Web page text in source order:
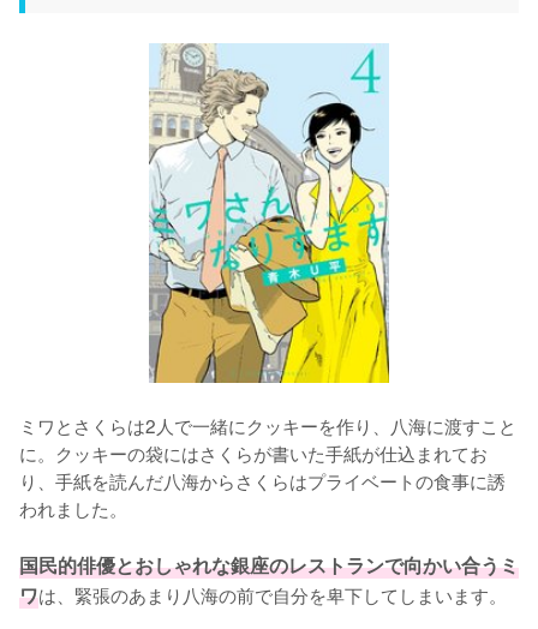
ミワとさくらは2人で一緒にクッキーを作り、八海に渡すこと
に。クッキーの袋にはさくらが書いた手紙が仕込まれてお
り、手紙を読んだ八海からさくらはプライベートの食事に誘
われました。
国民的俳優とおしゃれな銀座のレストランで向かい合うミ
ワは、緊張のあまり八海の前で自分を卑下してしまいます。